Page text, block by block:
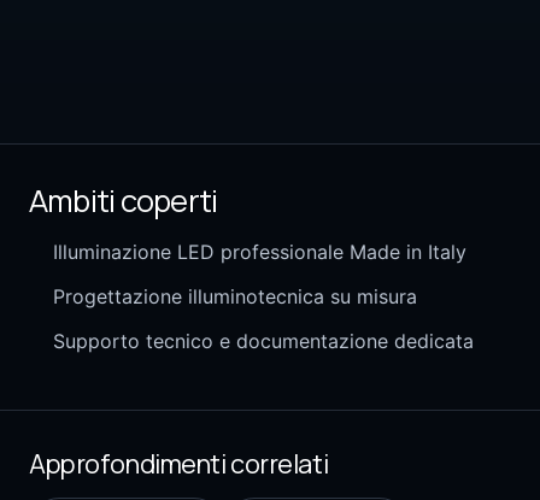
Ambiti coperti
Illuminazione LED professionale Made in Italy
Progettazione illuminotecnica su misura
Supporto tecnico e documentazione dedicata
Approfondimenti correlati